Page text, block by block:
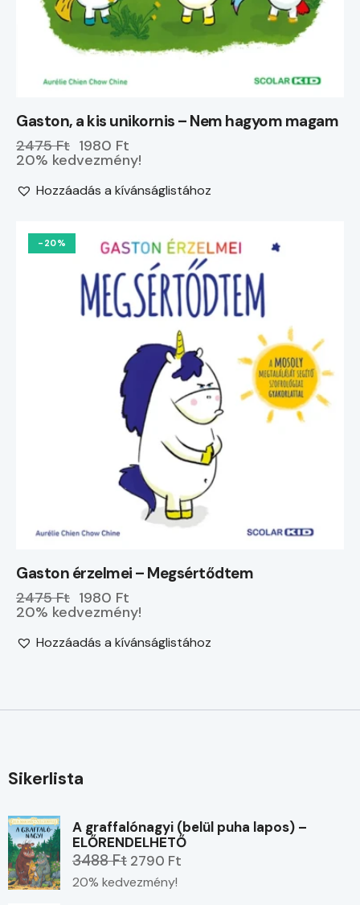
Gaston, a kis unikornis – Nem hagyom magam
2475 Ft 1980 Ft
20% kedvezmény!
Hozzáadás a kívánságlistához
-20%
Gaston érzelmei – Megsértődtem
2475 Ft 1980 Ft
20% kedvezmény!
Hozzáadás a kívánságlistához
Sikerlista
A graffalónagyi (belül puha lapos) –
ELŐRENDELHETŐ
3488 Ft 2790 Ft
20% kedvezmény!